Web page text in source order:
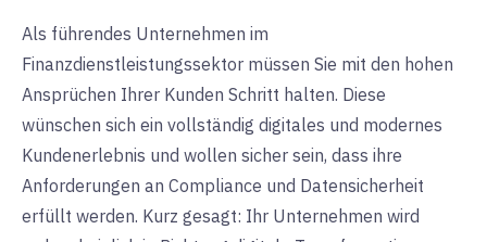
Als führendes Unternehmen im
Finanzdienstleistungssektor müssen Sie mit den hohen
Ansprüchen Ihrer Kunden Schritt halten. Diese
wünschen sich ein vollständig digitales und modernes
Kundenerlebnis und wollen sicher sein, dass ihre
Anforderungen an Compliance und Datensicherheit
erfüllt werden. Kurz gesagt: Ihr Unternehmen wird